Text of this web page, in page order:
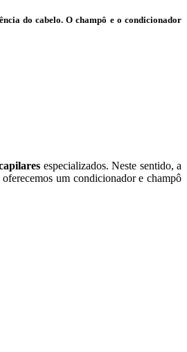
do cabelo. O champô e o condicionador
especializados. Neste sentido, a
um condicionador e champô